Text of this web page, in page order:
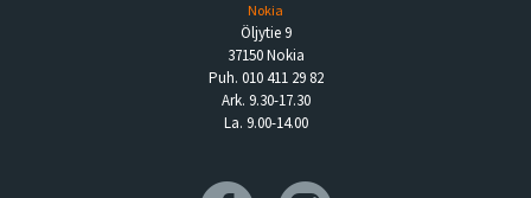
Nokia
Öljytie 9
37150 Nokia
Puh. 010 411 29 82
Ark. 9.30-17.30
La. 9.00-14.00